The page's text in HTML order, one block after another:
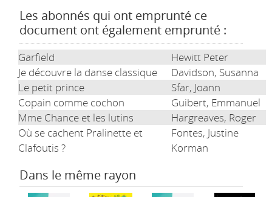
Les abonnés qui ont emprunté ce
document ont également emprunté :
Garfield
Hewitt Peter
Je découvre la danse classique
Davidson, Susanna
Le petit prince
Sfar, Joann
Copain comme cochon
Guibert, Emmanuel
Mme Chance et les lutins
Hargreaves, Roger
Où se cachent Pralinette et
Clafoutis ?
Fontes, Justine
Korman
Dans le même rayon